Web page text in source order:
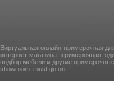
Виртуальная онлайн примерочная
интернет-магазина: примерочная
подбор мебели и другие примерочные.
showroom. must go on